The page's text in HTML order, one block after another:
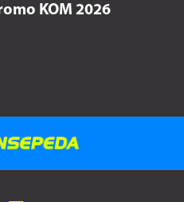
KOM 2026